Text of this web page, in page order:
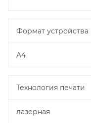
Формат устройства
A4
Технология печати
лазерная